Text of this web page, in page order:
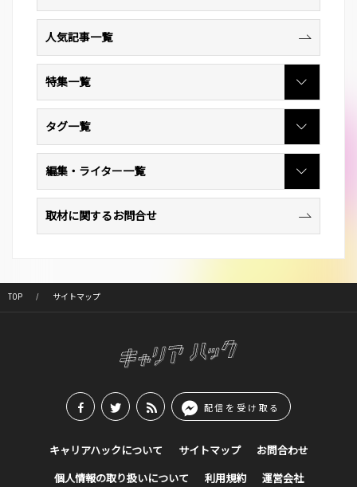
人気記事一覧
特集一覧
タグ一覧
編集・ライター一覧
取材に関するお問合せ
TOP サイトマップ
配信を受け取る
キャリアハックについて サイトマップ お問合わせ
個人情報の取り扱いについて 利用規約 運営会社